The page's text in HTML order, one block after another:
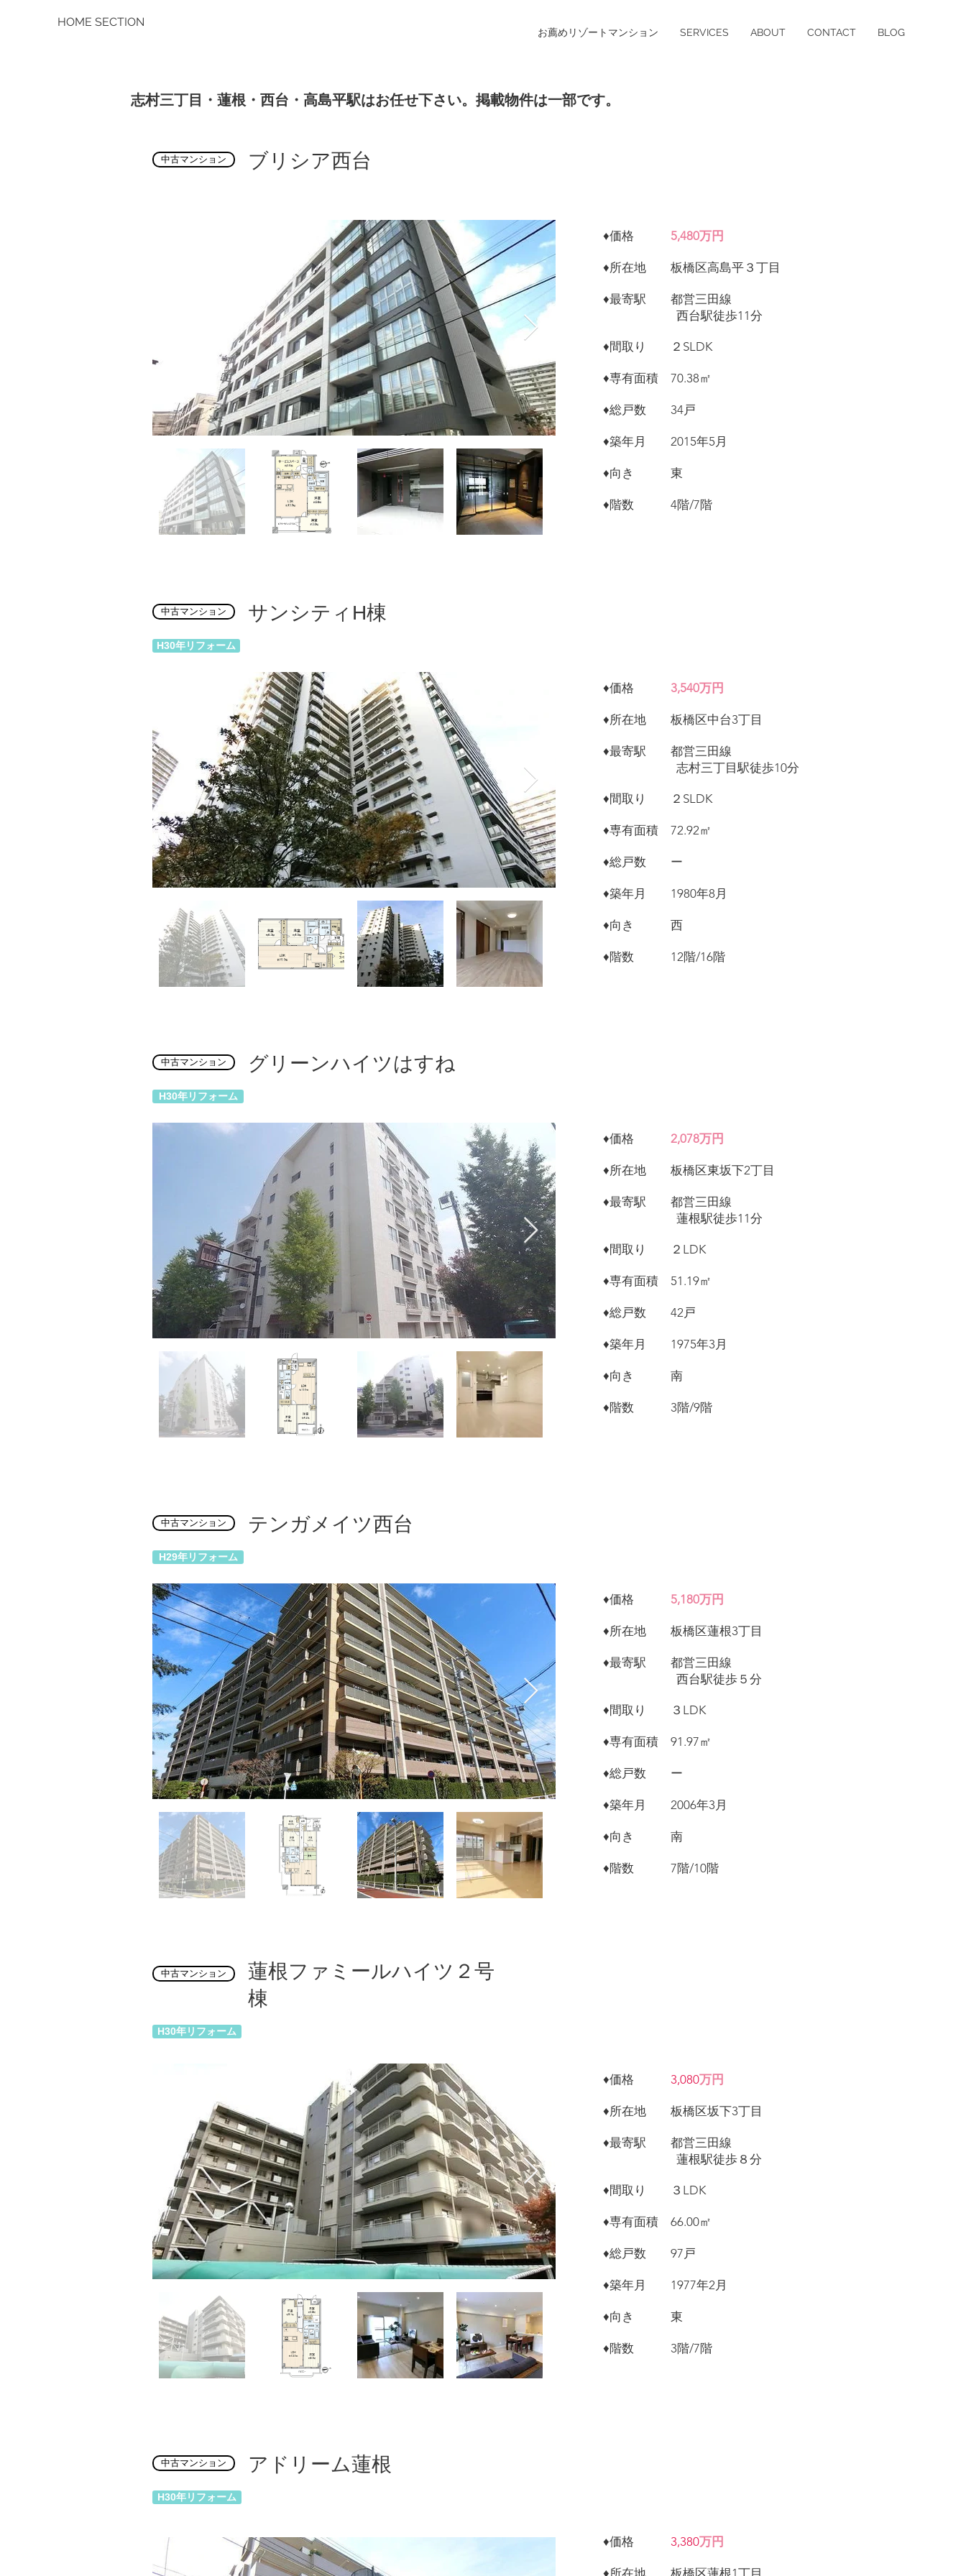
HOME SECTION
お薦めリゾートマンション SERVICES ABOUT CONTACT BLOG
志村三丁目・蓮根・西台・高島平駅はお任せ下さい。掲載物件は一部です。
中古マンション ブリシア西台
♦︎価格 5,480万円
♦︎所在地 板橋区高島平３丁目
♦︎最寄駅 都営三田線
西台駅徒歩11分
♦︎間取り ２SLDK
​♦︎専有面積 70.38㎡
♦︎総戸数 34戸
♦︎築年月 2015年5月
♦︎向き 東
​♦︎階数 4階/7階
中古マンション サンシティH棟
H30年リフォーム
♦︎価格 3,540万円
♦︎所在地 板橋区中台3丁目
♦︎最寄駅 都営三田線
志村三丁目駅徒歩10分
♦︎間取り ２SLDK
​♦︎専有面積 72.92㎡
♦︎総戸数 ー
♦︎築年月 1980年8月
♦︎向き 西
​♦︎階数 12階/16階
中古マンション グリーンハイツはすね
H30年リフォーム
♦︎価格 2,078万円
♦︎所在地 板橋区東坂下2丁目
♦︎最寄駅 都営三田線
蓮根駅徒歩11分
♦︎間取り ２LDK
​♦︎専有面積 51.19㎡
♦︎総戸数 42戸
♦︎築年月 1975年3月
♦︎向き 南
​♦︎階数 3階/9階
中古マンション テンガメイツ西台
H29年リフォーム
♦︎価格 5,180万円
♦︎所在地 板橋区蓮根3丁目
♦︎最寄駅 都営三田線
西台駅徒歩５分
♦︎間取り ３LDK
​♦︎専有面積 91.97㎡
♦︎総戸数 ー
♦︎築年月 2006年3月
♦︎向き 南
​♦︎階数 7階/10階
中古マンション
蓮根ファミールハイツ２号
棟
H30年リフォーム
♦︎価格 3,080万円
♦︎所在地 板橋区坂下3丁目
♦︎最寄駅 都営三田線
蓮根駅徒歩８分
♦︎間取り ３LDK
​♦︎専有面積 66.00㎡
♦︎総戸数 97戸
♦︎築年月 1977年2月
♦︎向き 東
​♦︎階数 3階/7階
中古マンション アドリーム蓮根
H30年リフォーム
♦︎価格 3,380万円
♦︎所在地 板橋区蓮根1丁目